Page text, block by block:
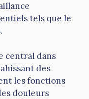
tels que le
central dans
des
les fonctions
douleurs